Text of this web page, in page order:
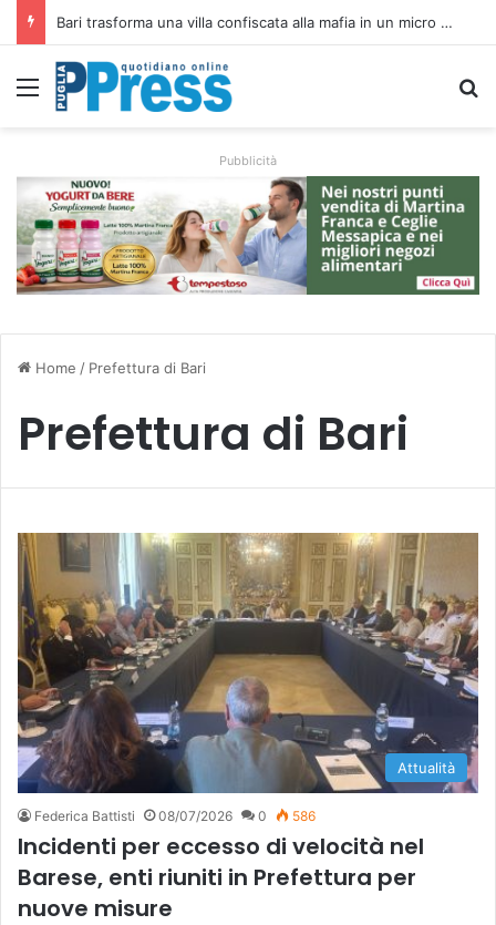
Rubano strumenti e farmaci ai medici dei migranti a Bari: ferme le visite a Nardò
Menu
Pubblicità
Home / Prefettura di Bari
Prefettura di Bari
Attualità
Federica Battisti 08/07/2026 0 586
Incidenti per eccesso di velocità nel
Barese, enti riuniti in Prefettura per
nuove misure